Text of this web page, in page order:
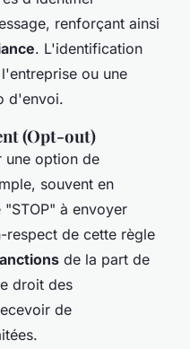
renforçant ainsi
. L'identification
ou une
d'envoi.
(Opt-out)
une option de
souvent en
à envoyer
respect de cette règle
de la part de
droit des
de